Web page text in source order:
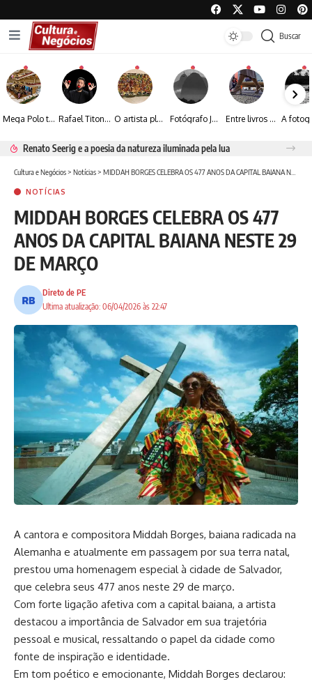
Buscar
Mega Polo transforma lançamento de coleção em plataforma nacional de negócios e projeta crescimento de mais de 15% Rafael Titonelly leva magia e acolhimento a crianças em tratamento oncológico em Juiz de Fora O artista plástico Jorge Luiz transforma sustentabilidade e criatividade em arte contemporânea Fotógrafo José Roberto apresenta um olhar sensível sobre arquitetura, formas e luz na fotografia Entre livros e fotografia autoral, Sebastião Reis consolida uma trajetória marcada pelo olhar artístico
Renato Seerig e a poesia da natureza iluminada pela lua
Cultura e Negócios> Notícias> MIDDAH BORGES CELEBRA OS 477 ANOS DA CAPITAL BAIANA NESTE 29 DE MARÇO
NOTÍCIAS
MIDDAH BORGES CELEBRA OS 477
ANOS DA CAPITAL BAIANA NESTE 29
DE MARÇO
Ultima atualização: 06/04/2026 às 22:47
Direto de PE
A cantora e compositora Middah Borges, baiana radicada na
Alemanha e atualmente em passagem por sua terra natal,
prestou uma homenagem especial à cidade de Salvador,
que celebra seus 477 anos neste 29 de março.
Com forte ligação afetiva com a capital baiana, a artista
destacou a importância de Salvador em sua trajetória
pessoal e musical, ressaltando o papel da cidade como
fonte de inspiração e identidade.
Em tom poético e emocionante, Middah Borges declarou: